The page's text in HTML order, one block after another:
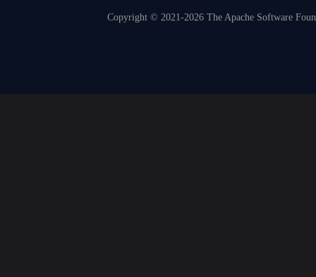
Copyright © 2021-2026 The Apache Software